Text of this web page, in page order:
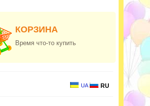
КОРЗИНА
Время что-то купить
UA RU